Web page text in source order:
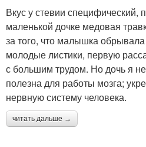
Вкус у стевии
маленькой дочке медовая
за того, что малышка
молодые листики, первую
с большим трудом. Но дочь я
полезна для работы мозга;
нервную систему человека.
читать дальше →